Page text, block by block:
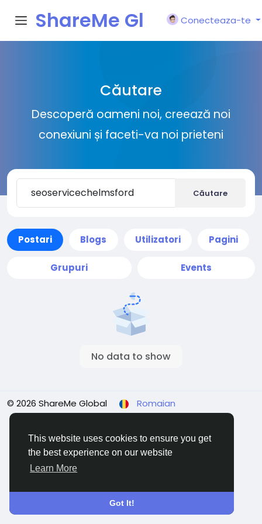
This website uses cookies to ensure you get
the best experience on our website
Learn More
Got It!
ShareMe Gl
Conecteaza-te
Căutare
Descoperă oameni noi, creează noi
conexiuni și faceti-va noi prieteni
Căutare
Postari Blogs Utilizatori Pagini
Grupuri Events
No data to show
© 2026 ShareMe Global
Romaian
Termeni Confidențialitate Contacteaza-ne